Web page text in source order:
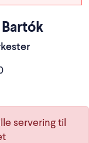
Bartók
servering til